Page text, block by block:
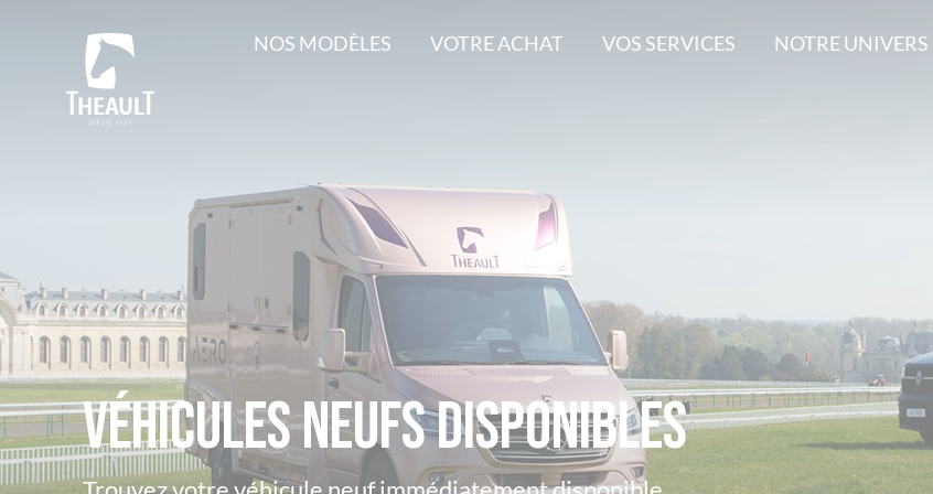
NOS MODÈLES VOTRE ACHAT VOS SERVICES NOTRE UNIVERS
Véhicules neufs disponibles